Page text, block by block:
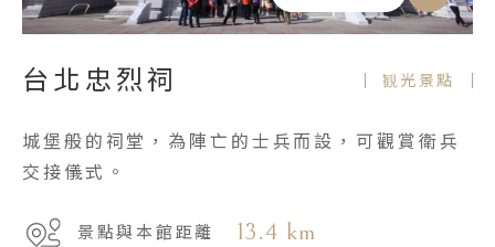
台北忠烈祠 観光景點
城堡般的祠堂，為陣亡的士兵而設，可觀賞衛兵
交接儀式。
景點與本館距離 13.4 km